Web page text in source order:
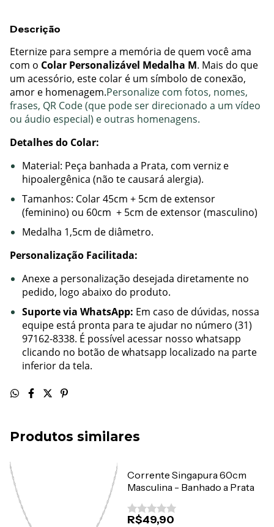
Descrição
Eternize para sempre a memória de quem você ama
com o Colar Personalizável Medalha M. Mais do que
um acessório, este colar é um símbolo de conexão,
amor e homenagem.Personalize com fotos, nomes,
frases, QR Code (que pode ser direcionado a um vídeo
ou áudio especial) e outras homenagens.
Detalhes do Colar:
Material: Peça banhada a Prata, com verniz e
hipoalergênica (não te causará alergia).
Tamanhos: Colar 45cm + 5cm de extensor
(feminino) ou 60cm + 5cm de extensor (masculino)
Medalha 1,5cm de diâmetro.
Personalização Facilitada:
Anexe a personalização desejada diretamente no
pedido, logo abaixo do produto.
Suporte via WhatsApp: Em caso de dúvidas, nossa
equipe está pronta para te ajudar no número (31)
97162-8338. É possível acessar nosso whatsapp
clicando no botão de whatsapp localizado na parte
inferior da tela.
Produtos similares
Corrente Singapura 60cm
Masculina - Banhado a Prata
R$49,90